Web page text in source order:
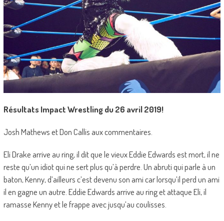
Résultats Impact Wrestling du 26 avril 2019!
Josh Mathews et Don Callis aux commentaires.
Eli Drake arrive au ring, il dit que le vieux Eddie Edwards est mort, il ne
reste qu’un idiot qui ne sert plus qu’à perdre. Un abruti qui parle à un
baton, Kenny, d’ailleurs c’est devenu son ami car lorsqu’il perd un ami
il en gagne un autre. Eddie Edwards arrive au ring et attaque Eli, il
ramasse Kenny et le frappe avec jusqu’au coulisses.